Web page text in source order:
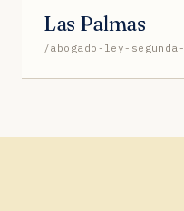
Las Palmas
/abogado-ley-